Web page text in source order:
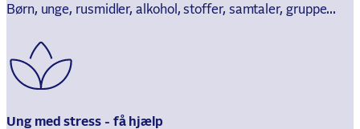
Børn, unge, rusmidler, alkohol, stoffer, samtaler, gruppe...
Ung med stress - få hjælp